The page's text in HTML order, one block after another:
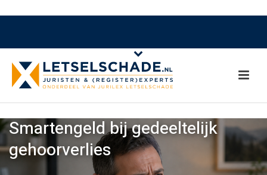
Smartengeld bij gedeeltelijk
gehoorverlies